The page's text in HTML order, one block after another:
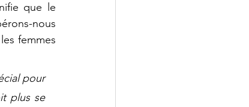
que le
nous
femmes
pour
plus se